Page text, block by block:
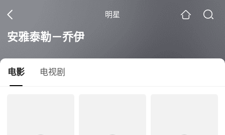
明星
安雅泰勒－乔伊
电影 电视剧